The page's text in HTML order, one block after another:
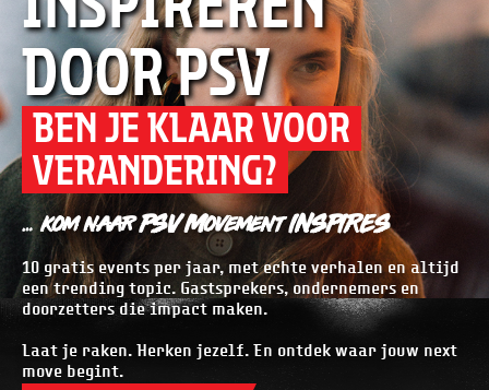
door PSV
BEN JE KLAAR VOOR
VERANDERING?
… kom naar PSV Movement INSPIRES
10 gratis events per jaar, met echte verhalen en altijd
een trending topic. Gastsprekers, ondernemers en
doorzetters die impact maken.
Laat je raken. Herken jezelf. En ontdek waar jouw next
move begint.